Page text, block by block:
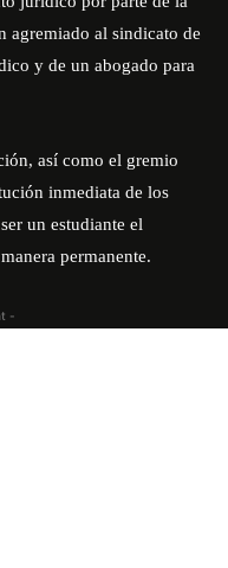
agremiado al sindicato de
y de un abogado para
así como el gremio
inmediata de los
un estudiante el
permanente.
-